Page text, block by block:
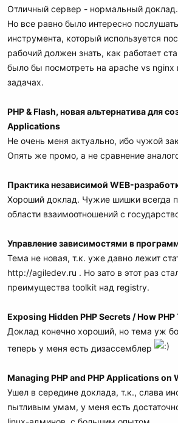
Отличный сервер - нормальный
Но все равно было интересно
инструмента, который используется
рабочий должен знать, как работает
было бы посмотреть на apache vs nginx
задачах.
PHP & Flash, новая альтернатива для
Applications
Не очень меня актуально, ибо чужой
Опять же промо, а не сравнение
Практика независимой WEB-
Хороший доклад. Чужие шишки всегда
области взаимоотношений с
Управление зависимостями в
Тема не новая, т.к. уже давно лежит
http://agiledev.ru . Но зато в этот раз
преимущества toolkit над registry.
Exposing Hidden PHP Secrets / How
Доклад конечно хороший, но тема уж
теперь у меня есть дизассемблер
Managing PHP and PHP Applications on
Ушел в середине доклада, т.к., слава
пытливым умам, у меня есть